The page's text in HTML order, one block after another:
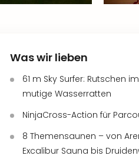
Was wir lieben
61 m Sky Surfer: Rutschen
mutige Wasserratten
NinjaCross-Action für
8 Themensaunen – von
Excalibur Sauna bis